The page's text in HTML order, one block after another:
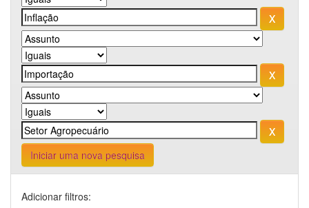
Iniciar uma nova pesquisa
Adicionar filtros: